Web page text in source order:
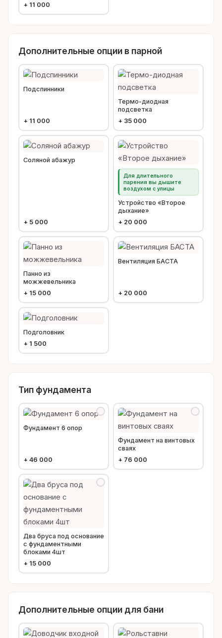
+ 11 000
Дополнительные опции в парной
Подспинники
+ 11 000
Термо-диодная
подсветка
+ 35 000
Соляной абажур
+ 5 000
Для длительного
парения вы дышите
воздухом с улицы
Устройство «Второе
дыхание»
+ 20 000
Панно из
можжевельника
+ 15 000
Вентиляция БАСТА
+ 20 000
Подголовник
+ 1 500
Тип фундамента
Фундамент 6 опор
+ 46 000
Фундамент на винтовых
сваях
+ 76 000
Два бруса под основание
с фундаментными
блоками 4шт
+ 15 000
Дополнительные опции для бани